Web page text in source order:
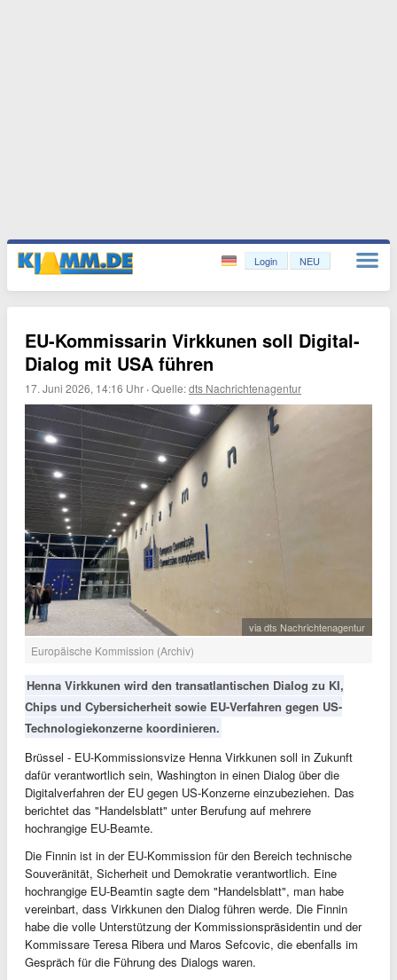
Login NEU
EU-Kommissarin Virkkunen soll Digital-
Dialog mit USA führen
17. Juni 2026, 14:16 Uhr ·Quelle:dts Nachrichtenagentur
via dts Nachrichtenagentur
Europäische Kommission (Archiv)
Henna Virkkunen wird den transatlantischen Dialog zu KI,
Chips und Cybersicherheit sowie EU-Verfahren gegen US-
Technologiekonzerne koordinieren.
Brüssel - EU-Kommissionsvize Henna Virkkunen soll in Zukunft
dafür verantwortlich sein, Washington in einen Dialog über die
Digitalverfahren der EU gegen US-Konzerne einzubeziehen. Das
berichtet das "Handelsblatt" unter Berufung auf mehrere
hochrangige EU-Beamte.
Die Finnin ist in der EU-Kommission für den Bereich technische
Souveränität, Sicherheit und Demokratie verantwortlich. Eine
hochrangige EU-Beamtin sagte dem "Handelsblatt", man habe
vereinbart, dass Virkkunen den Dialog führen werde. Die Finnin
habe die volle Unterstützung der Kommissionspräsidentin und der
Kommissare Teresa Ribera und Maros Sefcovic, die ebenfalls im
Gespräch für die Führung des Dialogs waren.